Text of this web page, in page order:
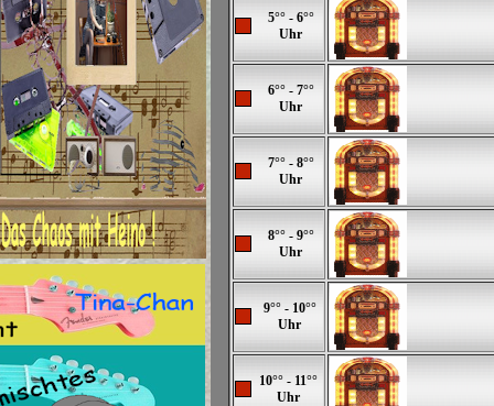
5°° - 6°°
Uhr
6°° - 7°°
Uhr
7°° - 8°°
Uhr
8°° - 9°°
Uhr
9°° - 10°°
Uhr
10°° - 11°°
Uhr